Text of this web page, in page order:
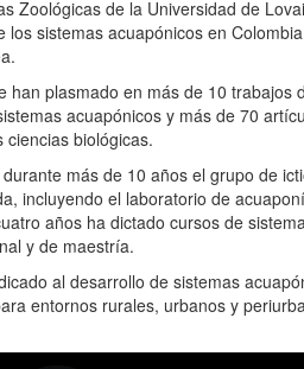
Zoológicas de la Universidad de
los sistemas acuapónicos en
han plasmado en más de 10 trabajos
acuapónicos y más de 70
biológicas.
más de 10 años el grupo de
incluyendo el laboratorio de
años ha dictado cursos de
y de maestría.
al desarrollo de sistemas
entornos rurales, urbanos y